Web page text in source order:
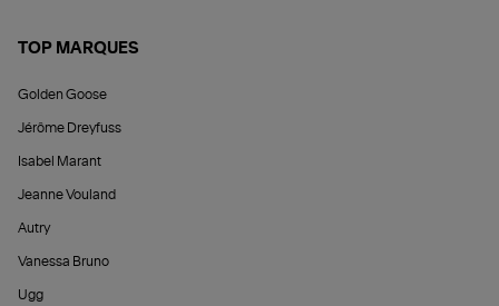
TOP MARQUES
Golden Goose
Jérôme Dreyfuss
Isabel Marant
Jeanne Vouland
Autry
Vanessa Bruno
Ugg